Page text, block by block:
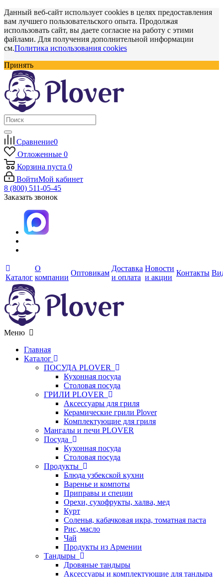
Данный веб-сайт использует cookies в целях предоставления
вам лучшего пользовательского опыта. Продолжая
использовать сайт, вы даете согласие на работу с этими
файлами. Для получения дополнительной информации
см.Политика использования cookies
Принять
Сравнение0
Отложенные 0
Корзина пуста 0
ВойтиМой кабинет
8 (800) 511-05-45
Заказать звонок
Каталог
О
компании
Оптовикам
Доставка
и оплата
Новости
и акции
Контакты
Меню
Главная
Каталог
ПОСУДА PLOVER
Кухонная посуда
Столовая посуда
ГРИЛИ PLOVER
Аксессуары для гриля
Керамические грили Plover
Комплектующие для гриля
Мангалы и печи PLOVER
Посуда
Кухонная посуда
Столовая посуда
Продукты
Блюда узбекской кухни
Варенье и компоты
Приправы и специи
Орехи, сухофрукты, халва, мед
Курт
Соленья, кабачковая икра, томатная паста
Рис, масло
Чай
Продукты из Армении
Тандыры
Дровяные тандыры
Аксессуары и комплектующие для тандыра